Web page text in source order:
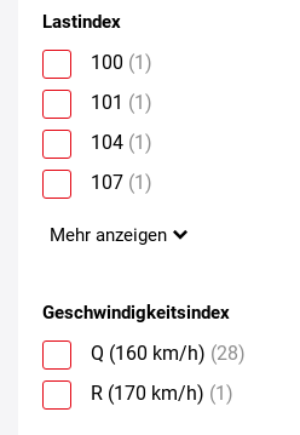
Lastindex
100 (1)
101 (1)
104 (1)
107 (1)
Mehr anzeigen
Geschwindigkeitsindex
Q (160 km/h) (28)
R (170 km/h) (1)